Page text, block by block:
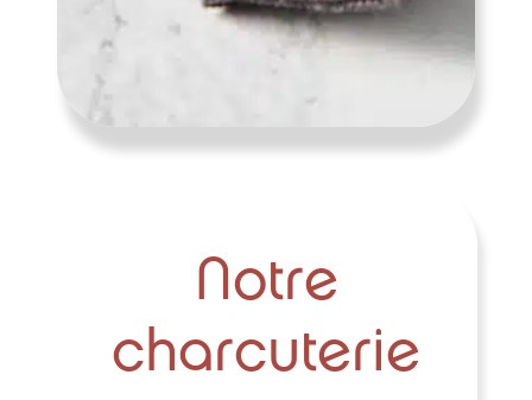
Notre
charcuterie